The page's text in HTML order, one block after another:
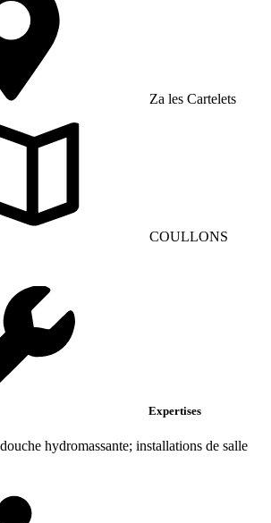
Za les Cartelets
COULLONS
Expertises
hydromassante; installations de salle